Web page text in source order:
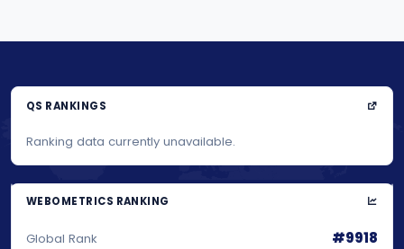
QS RANKINGS
Ranking data currently unavailable.
WEBOMETRICS RANKING
Global Rank #9918